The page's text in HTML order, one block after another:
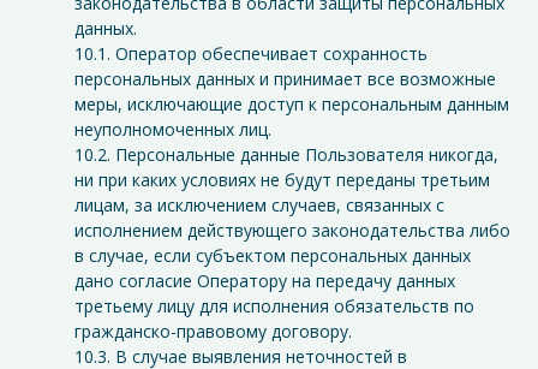
данных.
10.1. Оператор обеспечивает сохранность
персональных данных и принимает все возможные
меры, исключающие доступ к персональным данным
неуполномоченных лиц.
10.2. Персональные данные Пользователя никогда,
ни при каких условиях не будут переданы третьим
лицам, за исключением случаев, связанных с
исполнением действующего законодательства либо
в случае, если субъектом персональных данных
дано согласие Оператору на передачу данных
третьему лицу для исполнения обязательств по
гражданско-правовому договору.
10.3. В случае выявления неточностей в